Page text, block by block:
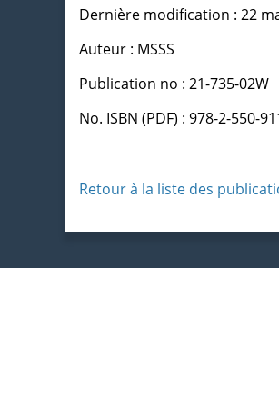
Dernière modification : 22
Auteur : MSSS
Publication no : 21-735-02W
No. ISBN (PDF) : 978-2-550-
Retour à la liste des